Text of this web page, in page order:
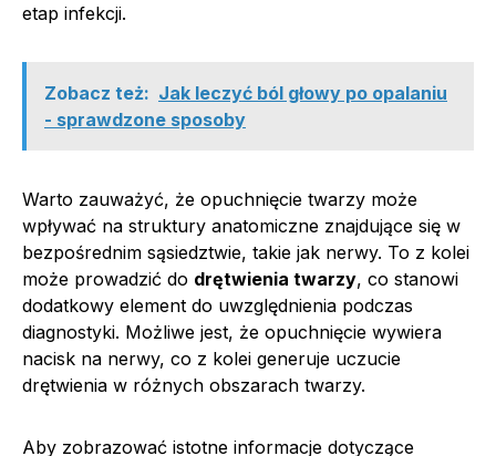
etap infekcji.
Zobacz też: Jak leczyć ból głowy po opalaniu
- sprawdzone sposoby
Warto zauważyć, że opuchnięcie twarzy może
wpływać na struktury anatomiczne znajdujące się w
bezpośrednim sąsiedztwie, takie jak nerwy. To z kolei
może prowadzić do drętwienia twarzy, co stanowi
dodatkowy element do uwzględnienia podczas
diagnostyki. Możliwe jest, że opuchnięcie wywiera
nacisk na nerwy, co z kolei generuje uczucie
drętwienia w różnych obszarach twarzy.
Aby zobrazować istotne informacje dotyczące